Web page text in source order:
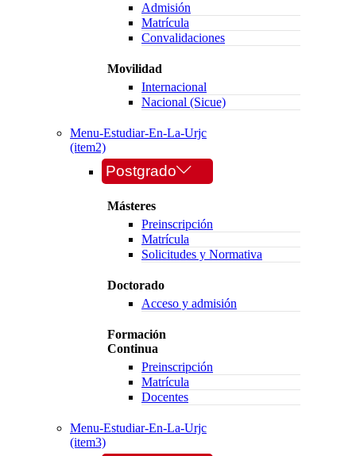
Admisión
Matrícula
Convalidaciones
Movilidad
Internacional
Nacional (Sicue)
Menu-Estudiar-En-La-Urjc
(item2)
Postgrado
Másteres
Preinscripción
Matrícula
Solicitudes y Normativa
Doctorado
Acceso y admisión
Formación
Continua
Preinscripción
Matrícula
Docentes
Menu-Estudiar-En-La-Urjc
(item3)